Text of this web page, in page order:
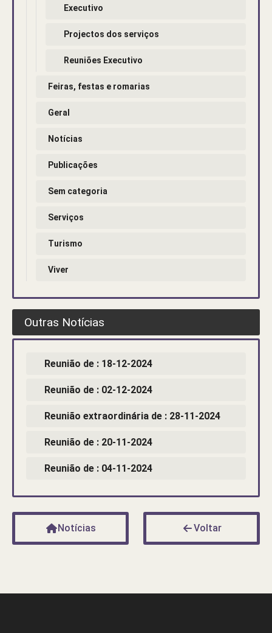
Executivo
Projectos dos serviços
Reuniões Executivo
Feiras, festas e romarias
Geral
Notícias
Publicações
Sem categoria
Serviços
Turismo
Viver
Outras Notícias
Reunião de : 18-12-2024
Reunião de : 02-12-2024
Reunião extraordinária de : 28-11-2024
Reunião de : 20-11-2024
Reunião de : 04-11-2024
Notícias Voltar